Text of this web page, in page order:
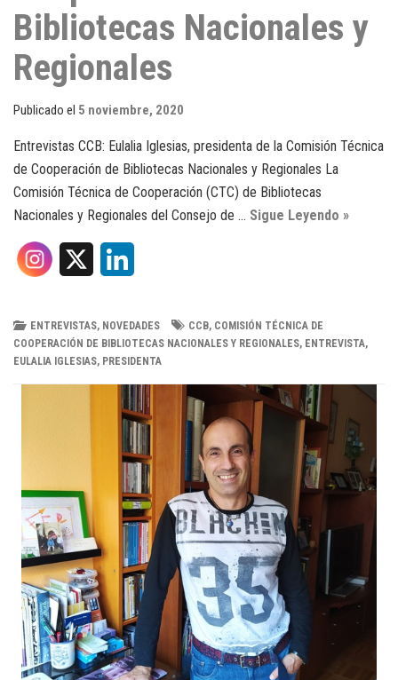
Bibliotecas Nacionales y
Regionales
Publicado el 5 noviembre, 2020
Entrevistas CCB: Eulalia Iglesias, presidenta de la Comisión Técnica
de Cooperación de Bibliotecas Nacionales y Regionales La
Comisión Técnica de Cooperación (CTC) de Bibliotecas
Nacionales y Regionales del Consejo de … Sigue Leyendo »
n
k
e
d
I
n
ENTREVISTAS, NOVEDADES CCB, COMISIÓN TÉCNICA DE
COOPERACIÓN DE BIBLIOTECAS NACIONALES Y REGIONALES, ENTREVISTA,
EULALIA IGLESIAS, PRESIDENTA